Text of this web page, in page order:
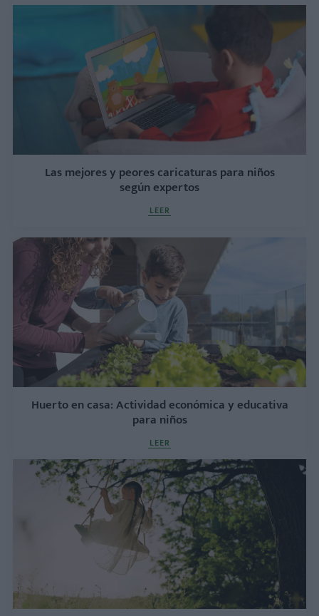
Las mejores y peores caricaturas para niños
según expertos
LEER
Huerto en casa: Actividad económica y educativa
para niños
LEER